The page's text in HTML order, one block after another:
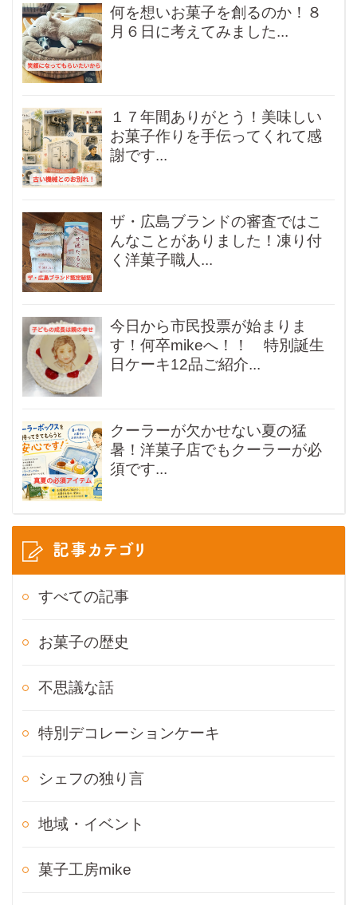
何を想いお菓子を創るのか！８
月６日に考えてみました...
１７年間ありがとう！美味しい
お菓子作りを手伝ってくれて感
謝です...
ザ・広島ブランドの審査ではこ
んなことがありました！凍り付
く洋菓子職人...
今日から市民投票が始まりま
す！何卒mikeへ！！ 特別誕生
日ケーキ12品ご紹介...
クーラーが欠かせない夏の猛
暑！洋菓子店でもクーラーが必
須です...
記事カテゴリ
すべての記事
お菓子の歴史
不思議な話
特別デコレーションケーキ
シェフの独り言
地域・イベント
菓子工房mike